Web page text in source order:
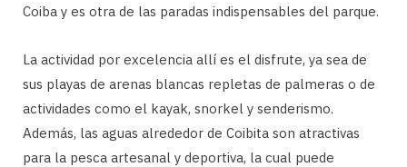
Coiba y es otra de las paradas indispensables del parque.
La actividad por excelencia allí es el disfrute, ya sea de
sus playas de arenas blancas repletas de palmeras o de
actividades como el kayak, snorkel y senderismo.
Además, las aguas alrededor de Coibita son atractivas
para la pesca artesanal y deportiva, la cual puede